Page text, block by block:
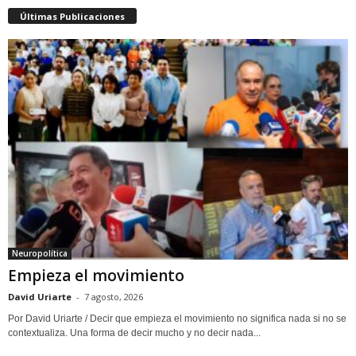
Últimas Publicaciones
Neuropolítica
Empieza el movimiento
David Uriarte - 7 agosto, 2026
Por David Uriarte / Decir que empieza el movimiento no significa nada si no se
contextualiza. Una forma de decir mucho y no decir nada...